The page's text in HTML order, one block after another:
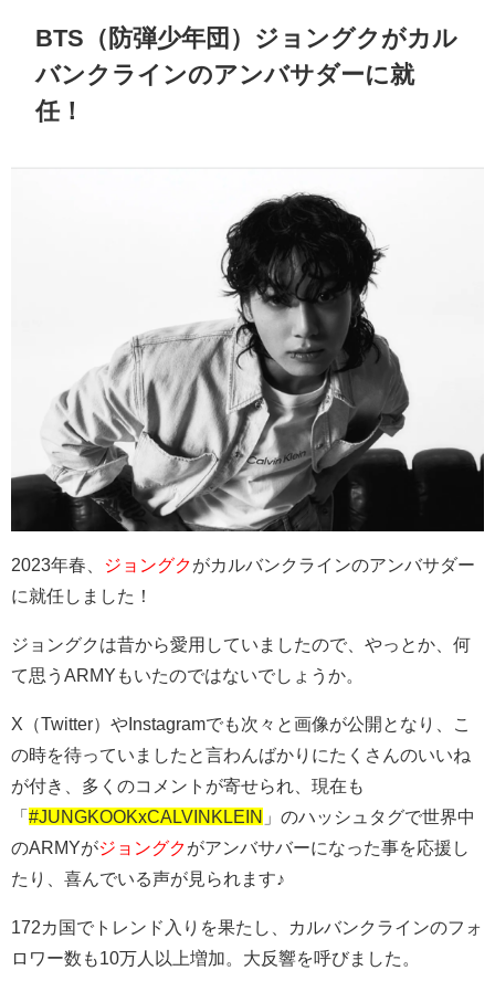
BTS（防弾少年団）ジョングクがカル
バンクラインのアンバサダーに就
任！
2023年春、 ジョングクがカルバンクラインのアンバサダー
に就任しました！
ジョングクは昔から愛用していましたので、やっとか、何
て思うARMYもいたのではないでしょうか。
X（Twitter）やInstagramでも次々と画像が公開となり、こ
の時を待っていましたと言わんばかりにたくさんのいいね
が付き、多くのコメントが寄せられ、現在も
「 #JUNGKOOKxCALVINKLEIN 」のハッシュタグで世界中
のARMYがジョングクがアンバサバーになった事を応援し
たり、喜んでいる声が見られます♪
172カ国でトレンド入りを果たし、カルバンクラインのフォ
ロワー数も10万人以上増加。大反響を呼びました。